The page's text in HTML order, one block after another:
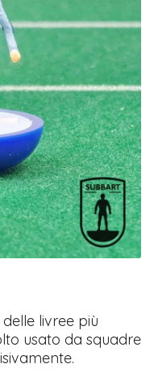
livree più
usato da squadre